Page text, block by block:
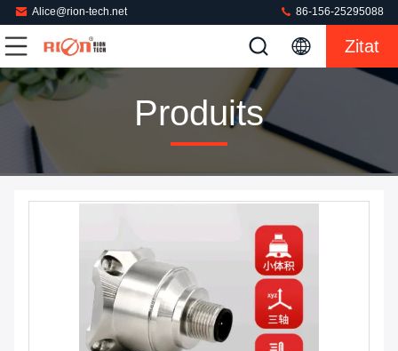
Alice@rion-tech.net 86-156-25295088
Zitat
Produits